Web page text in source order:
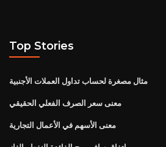
Top Stories
مثال مصغرة لحساب تداول العملات الأجنبية
معنى سعر الصرف الفعلي الحقيقي
معنى الأسهم في الأعمال التجارية